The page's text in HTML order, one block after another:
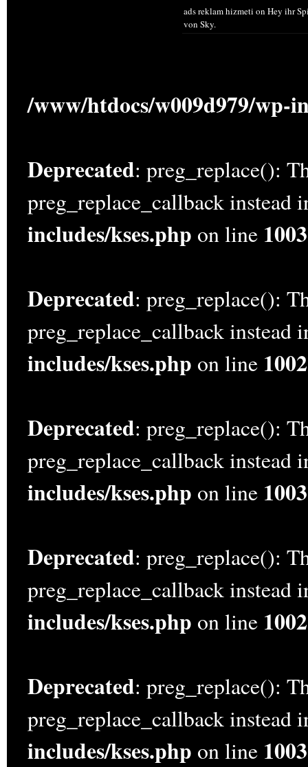
ads reklam hizmeti on Hey ihr
von Sky.
/www/htdocs/w009d979/wp-
Deprecated: preg_replace():
preg_replace_callback instead
includes/kses.php on line 1003
Deprecated: preg_replace():
preg_replace_callback instead
includes/kses.php on line 1002
Deprecated: preg_replace():
preg_replace_callback instead
includes/kses.php on line 1003
Deprecated: preg_replace():
preg_replace_callback instead
includes/kses.php on line 1002
Deprecated: preg_replace():
preg_replace_callback instead
includes/kses.php on line 1003